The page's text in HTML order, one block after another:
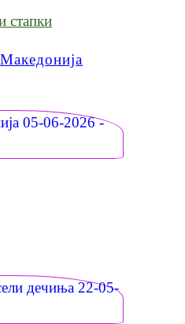
стапки